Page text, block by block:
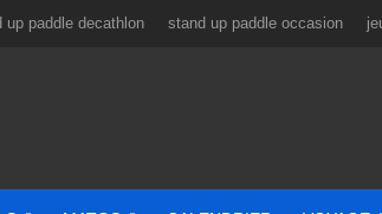
up paddle decathlon stand up paddle occasion